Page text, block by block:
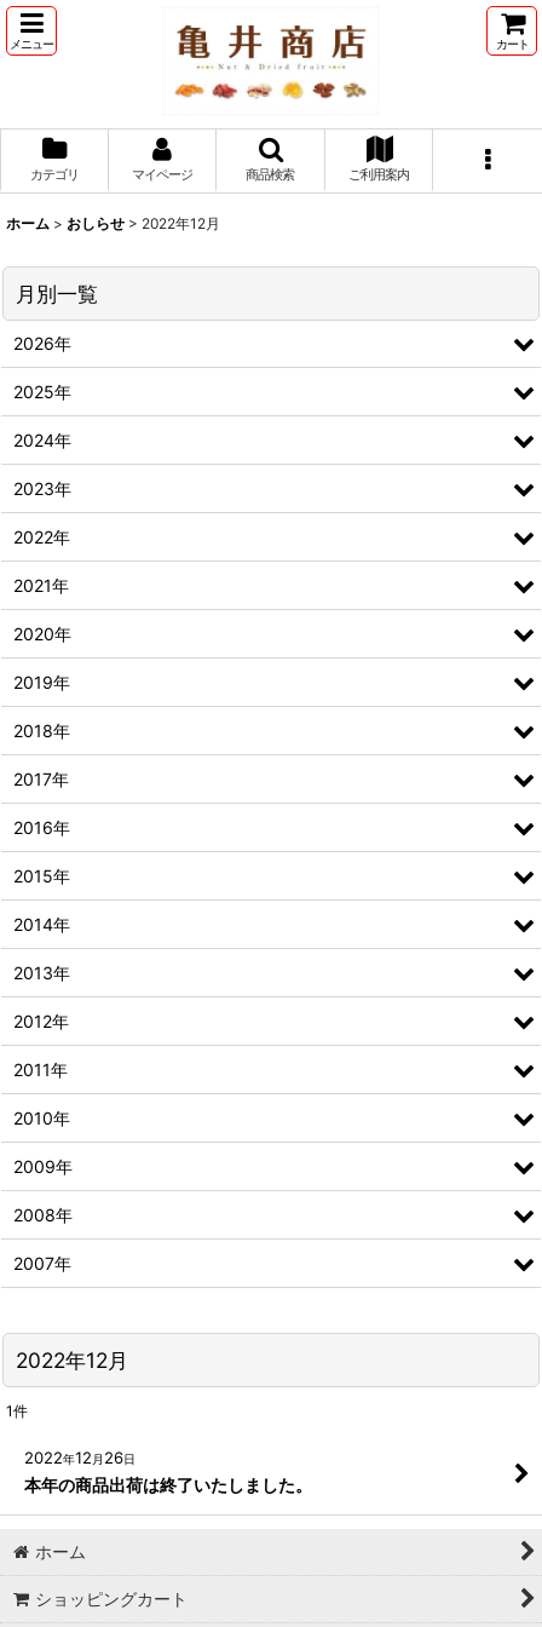
メニュー カート
カテゴリ マイページ 商品検索 ご利用案内
ホーム > おしらせ > 2022年12月
2022年12月
1件
2022年12 月 26日
本年の商品出荷は終了いたしました。
月別一覧
2026年
2025年
2024年
2023年
2022年
2021年
2020年
2019年
2018年
2017年
2016年
2015年
2014年
2013年
2012年
2011年
2010年
2009年
2008年
2007年
ホーム
ショッピングカート